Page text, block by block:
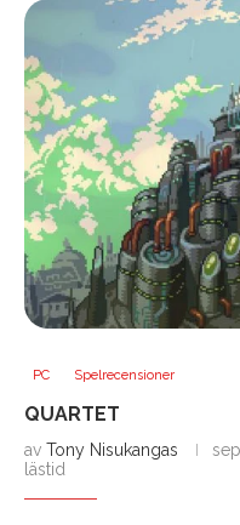
PC Spelrecensioner
QUARTET
av Tony Nisukangas
lästid